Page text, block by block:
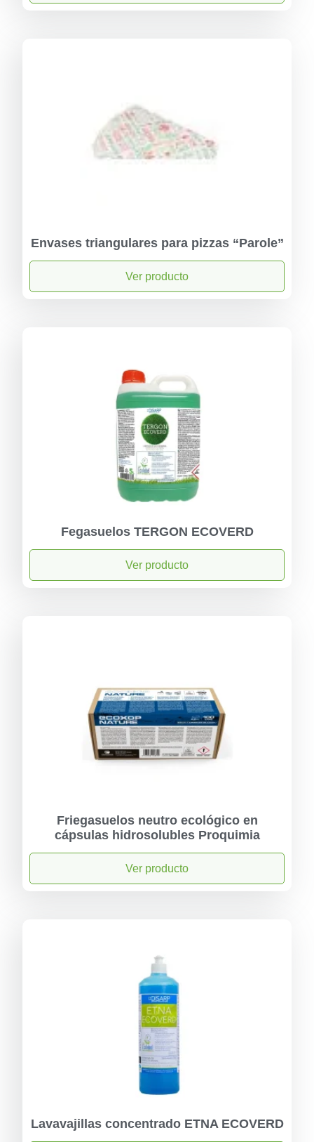
Envases triangulares para pizzas “Parole”
Ver producto
Fegasuelos TERGON ECOVERD
Ver producto
Friegasuelos neutro ecológico en
cápsulas hidrosolubles Proquimia
Ver producto
Lavavajillas concentrado ETNA ECOVERD